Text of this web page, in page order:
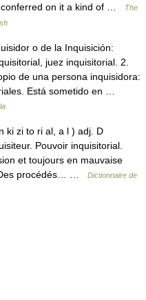
conferred on it a kind of …
The
o de la Inquisición:
juez inquisitorial. 2.
de una persona inquisidora:
Está sometido en …
ki zi to ri al, a l ) adj. D
Pouvoir inquisitorial.
et toujours en mauvaise
Des procédés… …
Dictionnaire de